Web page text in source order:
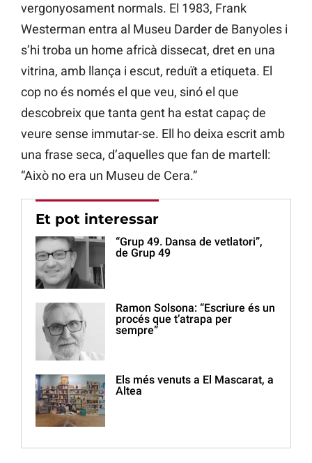
vergonyosament normals. El 1983, Frank
Westerman entra al Museu Darder de Banyoles i
s’hi troba un home africà dissecat, dret en una
vitrina, amb llança i escut, reduït a etiqueta. El
cop no és només el que veu, sinó el que
descobreix que tanta gent ha estat capaç de
veure sense immutar-se. Ell ho deixa escrit amb
una frase seca, d’aquelles que fan de martell:
“Això no era un Museu de Cera.”
Et pot interessar
“Grup 49. Dansa de vetlatori”,
de Grup 49
Ramon Solsona: “Escriure és un
procés que t’atrapa per
sempre”
Els més venuts a El Mascarat, a
Altea